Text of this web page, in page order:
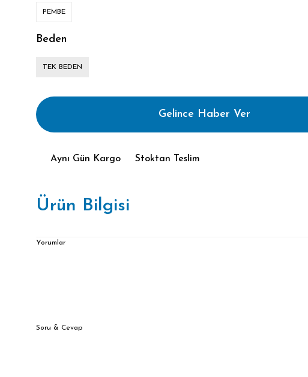
PEMBE
Beden
TEK BEDEN
Gelince Haber Ver
Aynı Gün Kargo Stoktan Teslim
Ürün Bilgisi
Yorumlar
Soru & Cevap